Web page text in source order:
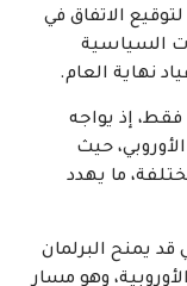
الاتفاق في
السياسية
نهاية العام.
إذ يواجه
حيث
ما يهدد
قد يمنح البرلمان
وهو مسار